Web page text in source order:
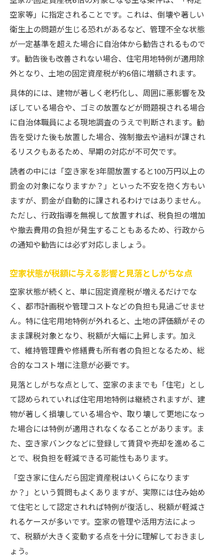
点
空家を活用した住宅ローン控除の可能性
3年放置で100万円の罰金は本当か真相検証
空家を3年間放置すると罰金は本当に生じる
か
空家の過料と固定資産税増額の違いを解説
空家を放置した際の行政指導とその流れ
空家に100万円の負担が発生するケースとは
空家管理でリスクを抑える現実的な対応策
空家管理で抑えられるリスクとコスト削減法
空家の適切な管理で税金負担を軽減する方
法
空家の住宅用地特例を守る管理ポイント
空家管理はコスト削減にも効果がある理由
空家の住宅ローン控除維持に必要な管理法
空家等」に指定されることです。これは、倒壊や著しい
衛生上の問題が生じる恐れがあるなど、管理不全な状態
が一定基準を超えた場合に自治体から勧告されるもので
す。勧告後も改善されない場合、住宅用地特例が適用除
外となり、土地の固定資産税が約6倍に増額されます。
具体的には、建物が著しく老朽化し、周囲に悪影響を及
ぼしている場合や、ゴミの放置などが問題視される場合
に自治体職員による現地調査のうえで判断されます。勧
告を受けた後も放置した場合、強制撤去や過料が課され
るリスクもあるため、早期の対応が不可欠です。
読者の中には「空き家を3年間放置すると100万円以上の
罰金の対象になりますか？」といった不安を抱く方もい
ますが、罰金が自動的に課されるわけではありません。
ただし、行政指導を無視して放置すれば、税負担の増加
や撤去費用の負担が発生することもあるため、行政から
の通知や勧告には必ず対応しましょう。
空家状態が税額に与える影響と見落としがちな点
空家状態が続くと、単に固定資産税が増えるだけでな
く、都市計画税や管理コストなどの負担も見過ごせませ
ん。特に住宅用地特例が外れると、土地の評価額がその
まま課税対象となり、税額が大幅に上昇します。加え
て、維持管理費や修繕費も所有者の負担となるため、総
合的なコスト増に注意が必要です。
見落としがちな点として、空家のままでも「住宅」とし
て認められていれば住宅用地特例は継続されますが、建
物が著しく損壊している場合や、取り壊して更地になっ
た場合には特例が適用されなくなることがあります。ま
た、空き家バンクなどに登録して賃貸や売却を進めるこ
とで、税負担を軽減できる可能性もあります。
「空き家に住んだら固定資産税はいくらになります
か？」という質問もよくありますが、実際には住み始め
て住宅として認定されれば特例が復活し、税額が軽減さ
れるケースが多いです。空家の管理や活用方法によっ
て、税額が大きく変動する点を十分に理解しておきまし
ょう。